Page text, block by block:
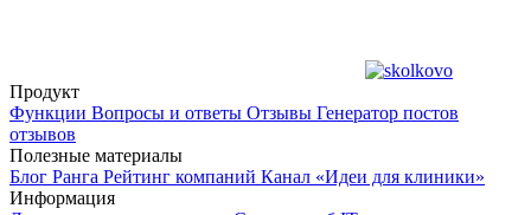
Продукт
Функции Вопросы и ответы Отзывы Генератор постов
отзывов
Полезные материалы
Блог Ранга Рейтинг компаний Канал «Идеи для клиники»
Информация